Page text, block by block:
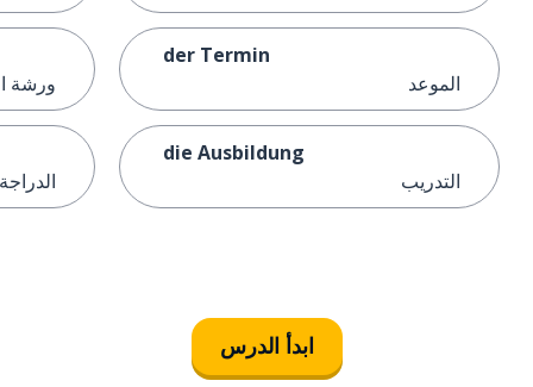
der Termin
الموعد
die Ausbildung
التدريب
ورشة
الدراجة
ابدأ الدرس